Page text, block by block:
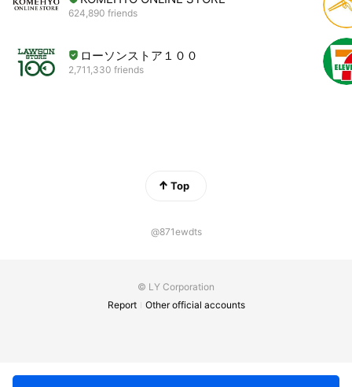
624,890 friends
ローソンストア１００
2,711,330 friends
Top
@871ewdts
© LY Corporation
Report
Other official accounts